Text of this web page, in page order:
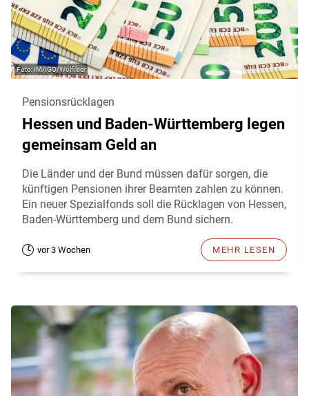
IMAGO/Wolfilser
Pensionsrücklagen
Hessen und Baden-Württemberg legen
gemeinsam Geld an
Die Länder und der Bund müssen dafür sorgen, die
künftigen Pensionen ihrer Beamten zahlen zu können.
Ein neuer Spezialfonds soll die Rücklagen von Hessen,
Baden-Württemberg und dem Bund sichern.
vor 3 Wochen MEHR LESEN